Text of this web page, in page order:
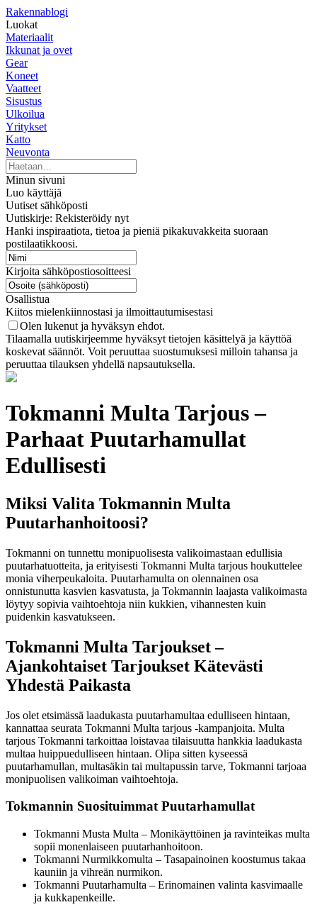
Rakennablogi
Luokat
Materiaalit
Ikkunat ja ovet
Gear
Koneet
Vaatteet
Sisustus
Ulkoilua
Yritykset
Katto
Neuvonta
Minun sivuni
Luo käyttäjä
Uutiset sähköposti
Uutiskirje: Rekisteröidy nyt
Hanki inspiraatiota, tietoa ja pieniä pikakuvakkeita suoraan
postilaatikkoosi.
Kirjoita sähköpostiosoitteesi
Osallistua
Kiitos mielenkiinnostasi ja ilmoittautumisestasi
Olen lukenut ja hyväksyn ehdot.
Tilaamalla uutiskirjeemme hyväksyt tietojen käsittelyä ja käyttöä
koskevat säännöt. Voit peruuttaa suostumuksesi milloin tahansa ja
peruuttaa tilauksen yhdellä napsautuksella.
Tokmanni Multa Tarjous –
Parhaat Puutarhamullat
Edullisesti
Miksi Valita Tokmannin Multa
Puutarhanhoitoosi?
Tokmanni on tunnettu monipuolisesta valikoimastaan edullisia
puutarhatuotteita, ja erityisesti Tokmanni Multa tarjous houkuttelee
monia viherpeukaloita. Puutarhamulta on olennainen osa
onnistunutta kasvien kasvatusta, ja Tokmannin laajasta valikoimasta
löytyy sopivia vaihtoehtoja niin kukkien, vihannesten kuin
puidenkin kasvatukseen.
Tokmanni Multa Tarjoukset –
Ajankohtaiset Tarjoukset Kätevästi
Yhdestä Paikasta
Jos olet etsimässä laadukasta puutarhamultaa edulliseen hintaan,
kannattaa seurata Tokmanni Multa tarjous -kampanjoita. Multa
tarjous Tokmanni tarkoittaa loistavaa tilaisuutta hankkia laadukasta
multaa huippuedulliseen hintaan. Olipa sitten kyseessä
puutarhamullan, multasäkin tai multapussin tarve, Tokmanni tarjoaa
monipuolisen valikoiman vaihtoehtoja.
Tokmannin Suosituimmat Puutarhamullat
Tokmanni Musta Multa – Monikäyttöinen ja ravinteikas multa
sopii monenlaiseen puutarhanhoitoon.
Tokmanni Nurmikkomulta – Tasapainoinen koostumus takaa
kauniin ja vihreän nurmikon.
Tokmanni Puutarhamulta – Erinomainen valinta kasvimaalle
ja kukkapenkeille.